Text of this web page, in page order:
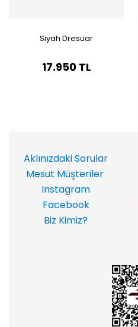
Siyah Dresuar
17.950 TL
Aklınızdaki Sorular
Mesut Müşteriler
Instagram
Facebook
Biz Kimiz?